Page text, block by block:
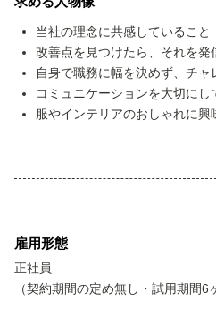
当社の理念に共感していること
改善点を見つけたら、それを発
自身で職務に幅を決めず、チャ
コミュニケーションを大切にし
服やインテリアのおしゃれに興
雇用形態
正社員
（契約期間の定め無し・試用期間6